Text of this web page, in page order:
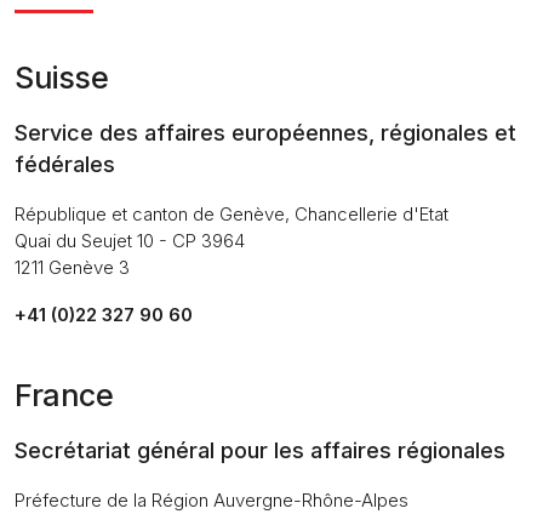
Suisse
Service des affaires européennes, régionales et
fédérales
République et canton de Genève, Chancellerie d'Etat
Quai du Seujet 10 - CP 3964
1211 Genève 3
+41 (0)22 327 90 60
France
Secrétariat général pour les affaires régionales
Préfecture de la Région Auvergne-Rhône-Alpes